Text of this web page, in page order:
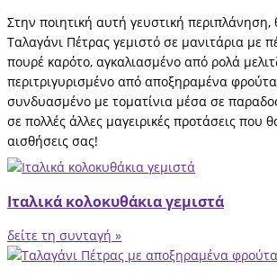
Στην ποιητική αυτή γευστική
Ταλαγάνι Πέτρας γεμιστό σε μανιτάρια με
πουρέ καρότο, αγκαλιασμένο από ρολά
περιτριγυρισμένο από αποξηραμένα
συνδυασμένο με τοματίνια μέσα σε
σε πολλές άλλες μαγειρικές προτάσεις που
αισθήσεις σας!
Ιταλικά κολοκυθάκια γεμιστά
δείτε τη συνταγή »